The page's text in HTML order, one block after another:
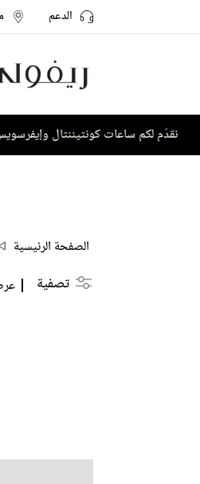
الدعم
لكم ساعات كونتيننتال وإيفرسويس
الصفحة الرئيسية
تصفية